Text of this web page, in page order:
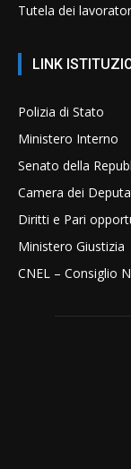
Tutela dei
LINK
Polizia di Stato
Ministero Interno
Senato della
Camera dei
Diritti e Pari
Ministero Giustizia
CNEL – Consiglio